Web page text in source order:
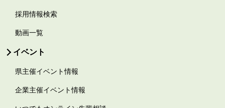
採用情報検索
動画一覧
イベント
県主催イベント情報
企業主催イベント情報